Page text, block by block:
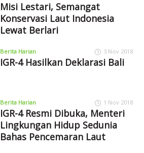
Misi Lestari, Semangat
Konservasi Laut Indonesia
Lewat Berlari
Berita Harian 3 Nov 2018
IGR-4 Hasilkan Deklarasi Bali
Berita Harian 1 Nov 2018
IGR-4 Resmi Dibuka, Menteri
Lingkungan Hidup Sedunia
Bahas Pencemaran Laut